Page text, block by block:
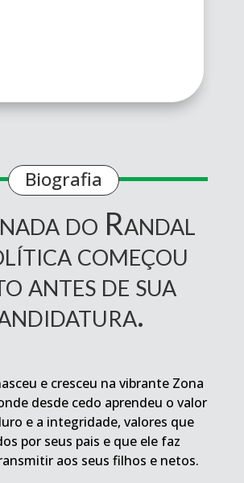
Biografia
do Randal
começou
antes de sua
e cresceu na vibrante Zona
desde cedo aprendeu o valor
e a integridade, valores que
por seus pais e que ele faz
aos seus filhos e netos.